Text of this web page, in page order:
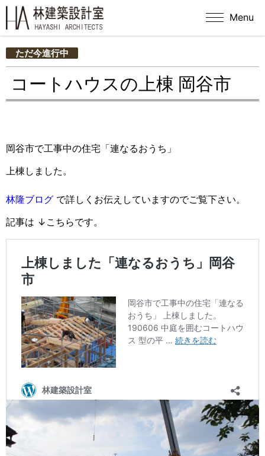
Menu
ただ今進行中
コートハウスの上棟 岡谷市
岡谷市で工事中の住宅「連なるおうち」
上棟しました。
林隆ブログ で詳しくお伝えしていますのでご覧下さい。
記事は ↓こちらです。